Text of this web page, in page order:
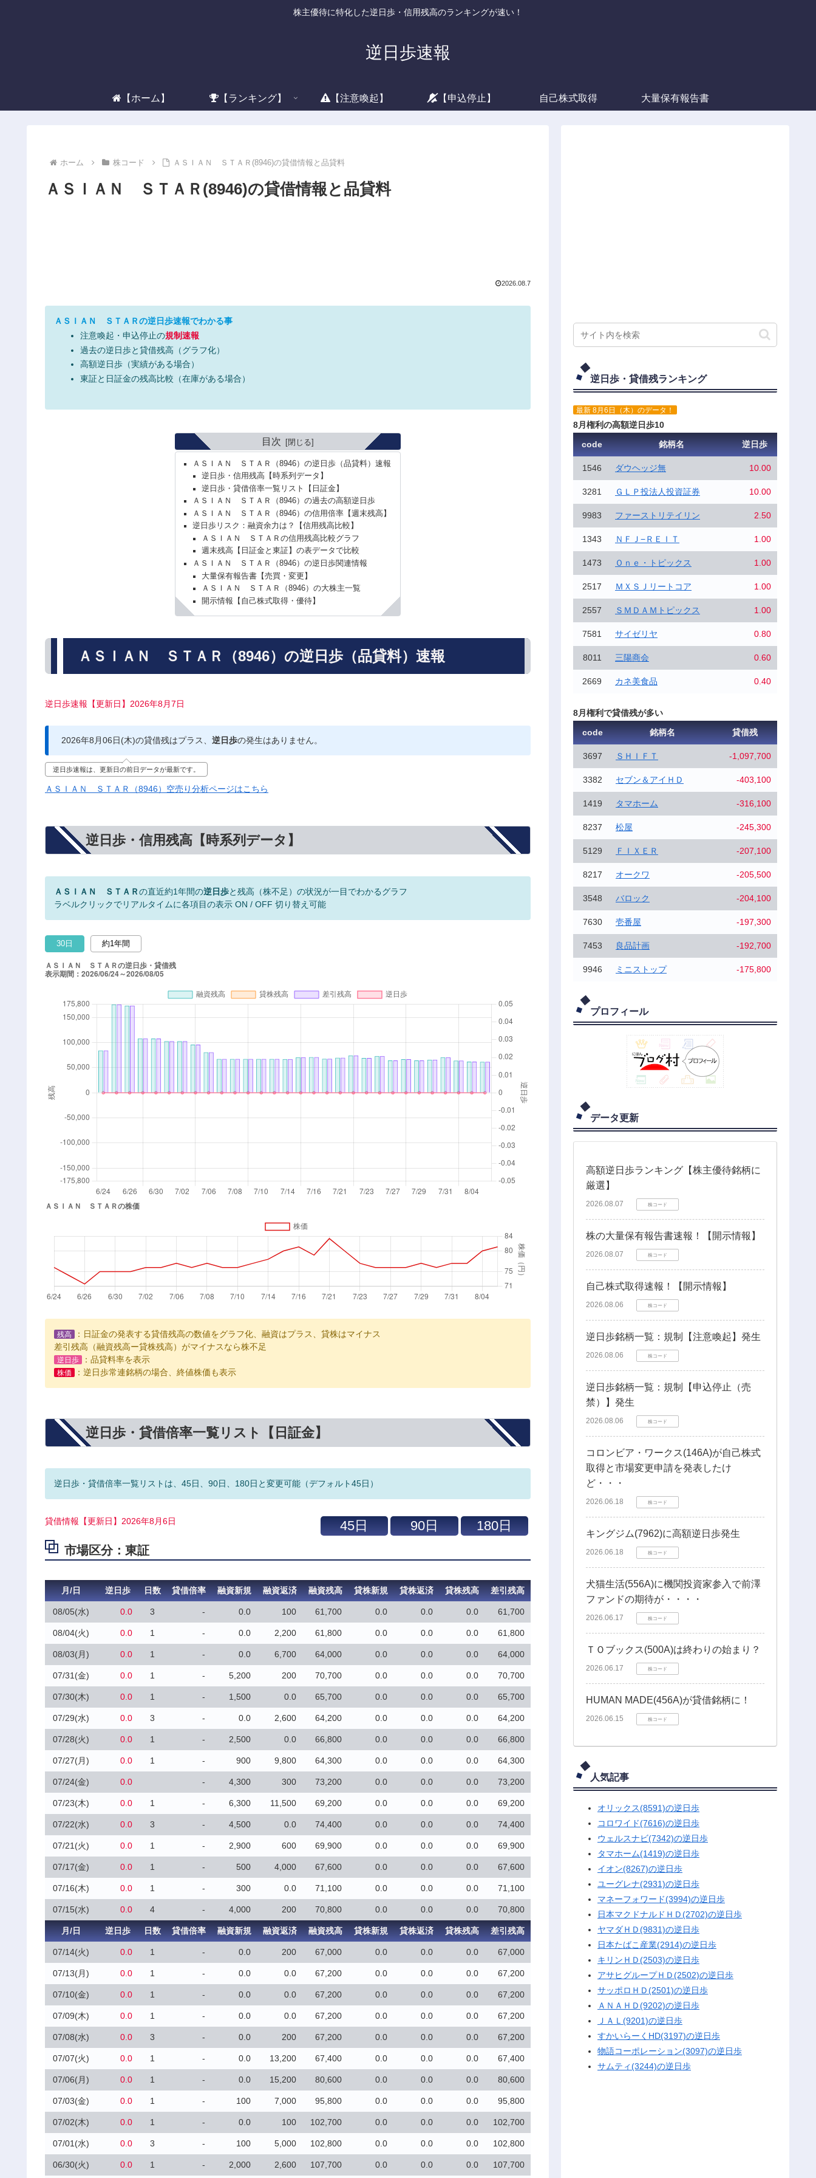
株主優待に特化した逆日歩・信用残高のランキングが速い！
逆日歩速報
【ホーム】 【ランキング】 【注意喚起】 【申込停止】 自己株式取得 大量保有報告書
ホーム 株コード ＡＳＩＡＮ ＳＴＡＲ(8946)の貸借情報と品貸料
ＡＳＩＡＮ ＳＴＡＲ(8946)の貸借情報と品貸料
2026.08.7
ＡＳＩＡＮ ＳＴＡＲの逆日歩速報でわかる事
注意喚起・申込停止の規制速報
過去の逆日歩と貸借残高（グラフ化）
高額逆日歩（実績がある場合）
東証と日証金の残高比較（在庫がある場合）
目次
ＡＳＩＡＮ ＳＴＡＲ（8946）の逆日歩（品貸料）速報
逆日歩・信用残高【時系列データ】
逆日歩・貸借倍率一覧リスト【日証金】
ＡＳＩＡＮ ＳＴＡＲ（8946）の過去の高額逆日歩
ＡＳＩＡＮ ＳＴＡＲ（8946）の信用倍率【週末残高】
逆日歩リスク：融資余力は？【信用残高比較】
ＡＳＩＡＮ ＳＴＡＲの信用残高比較グラフ
週末残高【日証金と東証】の表データで比較
ＡＳＩＡＮ ＳＴＡＲ（8946）の逆日歩関連情報
大量保有報告書【売買・変更】
ＡＳＩＡＮ ＳＴＡＲ（8946）の大株主一覧
開示情報【自己株式取得・優待】
ＡＳＩＡＮ ＳＴＡＲ（8946）の逆日歩（品貸料）速報
逆日歩速報【更新日】2026年8月7日
2026年8月06日(木)の貸借残はプラス、 逆日歩の発生はありません。
逆日歩速報は、更新日の前日データが最新です。
ＡＳＩＡＮ ＳＴＡＲ（8946）空売り分析ページはこちら
逆日歩・信用残高【時系列データ】
ＡＳＩＡＮ ＳＴＡＲの直近約1年間の逆日歩と残高（株不足）の状況が一目でわかるグラフ
ラベルクリックでリアルタイムに各項目の表示 ON / OFF 切り替え可能
30日 約1年間
残高
：日証金の発表する貸借残高の数値をグラフ化、融資はプラス、貸株はマイナス
差引残高（融資残高ー貸株残高）がマイナスなら株不足
逆日歩 ：品貸料率を表示
株価 ：逆日歩常連銘柄の場合、終値株価も表示
逆日歩・貸借倍率一覧リスト【日証金】
逆日歩・貸借倍率一覧リストは、45日、90日、180日と変更可能（デフォルト45日）
貸借情報【更新日】2026年8月6日
市場区分：東証
月/日 逆日歩 日数 貸借倍率 融資新規 融資返済 融資残高 貸株新規 貸株返済 貸株残高 差引残高
08/05(水) 0.0 3 - 0.0 100 61,700 0.0 0.0 0.0 61,700
08/04(火) 0.0 1 - 0.0 2,200 61,800 0.0 0.0 0.0 61,800
08/03(月) 0.0 1 - 0.0 6,700 64,000 0.0 0.0 0.0 64,000
07/31(金) 0.0 1 - 5,200 200 70,700 0.0 0.0 0.0 70,700
07/30(木) 0.0 1 - 1,500 0.0 65,700 0.0 0.0 0.0 65,700
07/29(水) 0.0 3 - 0.0 2,600 64,200 0.0 0.0 0.0 64,200
07/28(火) 0.0 1 - 2,500 0.0 66,800 0.0 0.0 0.0 66,800
07/27(月) 0.0 1 - 900 9,800 64,300 0.0 0.0 0.0 64,300
07/24(金) 0.0 - 4,300 300 73,200 0.0 0.0 0.0 73,200
07/23(木) 0.0 1 - 6,300 11,500 69,200 0.0 0.0 0.0 69,200
07/22(水) 0.0 3 - 4,500 0.0 74,400 0.0 0.0 0.0 74,400
07/21(火) 0.0 1 - 2,900 600 69,900 0.0 0.0 0.0 69,900
07/17(金) 0.0 1 - 500 4,000 67,600 0.0 0.0 0.0 67,600
07/16(木) 0.0 1 - 300 0.0 71,100 0.0 0.0 0.0 71,100
07/15(水) 0.0 4 - 4,000 200 70,800 0.0 0.0 0.0 70,800
月/日 逆日歩 日数 貸借倍率 融資新規 融資返済 融資残高 貸株新規 貸株返済 貸株残高 差引残高
07/14(火) 0.0 1 - 0.0 200 67,000 0.0 0.0 0.0 67,000
07/13(月) 0.0 1 - 0.0 0.0 67,200 0.0 0.0 0.0 67,200
07/10(金) 0.0 1 - 0.0 0.0 67,200 0.0 0.0 0.0 67,200
07/09(木) 0.0 1 - 0.0 0.0 67,200 0.0 0.0 0.0 67,200
07/08(水) 0.0 3 - 0.0 200 67,200 0.0 0.0 0.0 67,200
07/07(火) 0.0 1 - 0.0 13,200 67,400 0.0 0.0 0.0 67,400
07/06(月) 0.0 1 - 0.0 15,200 80,600 0.0 0.0 0.0 80,600
07/03(金) 0.0 1 - 100 7,000 95,800 0.0 0.0 0.0 95,800
07/02(木) 0.0 1 - 0.0 100 102,700 0.0 0.0 0.0 102,700
07/01(水) 0.0 3 - 100 5,000 102,800 0.0 0.0 0.0 102,800
06/30(火) 0.0 1 - 2,000 2,600 107,700 0.0 0.0 0.0 107,700
逆日歩・貸借残ランキング
最新 8月6日（木）のデータ！
8月権利の高額逆日歩10
code
銘柄名 逆日歩
1546 ダウヘッジ無 10.00
3281 ＧＬＰ投法人投資証券 10.00
9983 ファーストリテイリン 2.50
1343 ＮＦＪ−ＲＥＩＴ 1.00
1473 Ｏｎｅ・トピックス 1.00
2517 ＭＸＳＪリートコア 1.00
2557 ＳＭＤＡＭトピックス 1.00
7581 サイゼリヤ 0.80
8011 三陽商会 0.60
2669 カネ美食品 0.40
8月権利で貸借残が多い
code
銘柄名 貸借残
3697 ＳＨＩＦＴ -1,097,700
3382 セブン＆アイＨＤ -403,100
1419 タマホーム -316,100
8237 松屋 -245,300
5129 ＦＩＸＥＲ -207,100
8217 オークワ -205,500
3548 バロック -204,100
7630 壱番屋 -197,300
7453 良品計画 -192,700
9946 ミニストップ -175,800
プロフィール
データ更新
高額逆日歩ランキング【株主優待銘柄に
厳選】
2026.08.07 株コード
株の大量保有報告書速報！【開示情報】
2026.08.07 株コード
自己株式取得速報！【開示情報】
2026.08.06 株コード
逆日歩銘柄一覧：規制【注意喚起】発生
2026.08.06 株コード
逆日歩銘柄一覧：規制【申込停止（売
禁）】発生
2026.08.06 株コード
コロンビア・ワークス(146A)が自己株式
取得と市場変更申請を発表したけ
ど・・・
2026.06.18 株コード
キングジム(7962)に高額逆日歩発生
2026.06.18 株コード
犬猫生活(556A)に機関投資家参入で前澤
ファンドの期待が・・・・
2026.06.17 株コード
ＴＯブックス(500A)は終わりの始まり？
2026.06.17 株コード
HUMAN MADE(456A)が貸借銘柄に！
2026.06.15 株コード
人気記事
オリックス(8591)の逆日歩
コロワイド(7616)の逆日歩
ウェルスナビ(7342)の逆日歩
タマホーム(1419)の逆日歩
イオン(8267)の逆日歩
ユーグレナ(2931)の逆日歩
マネーフォワード(3994)の逆日歩
日本マクドナルドＨＤ(2702)の逆日歩
ヤマダＨＤ(9831)の逆日歩
日本たばこ産業(2914)の逆日歩
キリンＨＤ(2503)の逆日歩
アサヒグループＨＤ(2502)の逆日歩
サッポロＨＤ(2501)の逆日歩
ＡＮＡＨＤ(9202)の逆日歩
ＪＡＬ(9201)の逆日歩
すかいらーくHD(3197)の逆日歩
物語コーポレーション(3097)の逆日歩
サムティ(3244)の逆日歩